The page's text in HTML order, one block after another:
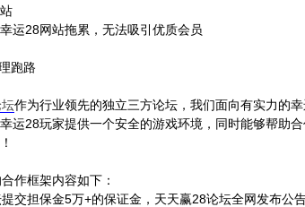
运28网站拖累，无法吸引优质会员
跑路
作为行业领先的独立三方论坛，我们面向有实力的
运28玩家提供一个安全的游戏环境，同时能够帮助
作框架内容如下：
交担保金5万+的保证金，天天赢28论坛全网发布公